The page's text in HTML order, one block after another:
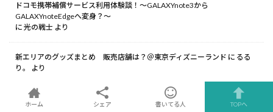
ドコモ携帯補償サービス利用体験談！～GALAXYnote3から
GALAXYnoteEdgeへ変身？～
に 光の戦士 より
新エリアのグッズまとめ 販売店舗は？＠東京ディズニーランド に るる
り。
より
ホーム シェア 書いてる人 TOPへ